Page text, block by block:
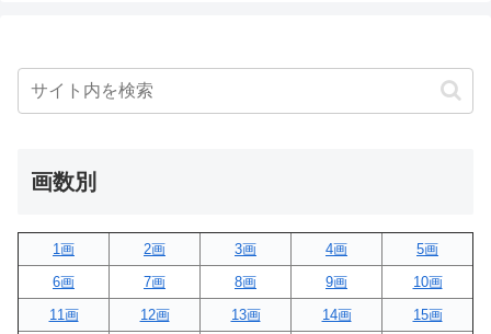
画数別
1画 2画 3画 4画
5画
6画
7画 8画 9画
10画
11画
12画 13画 14画
15画